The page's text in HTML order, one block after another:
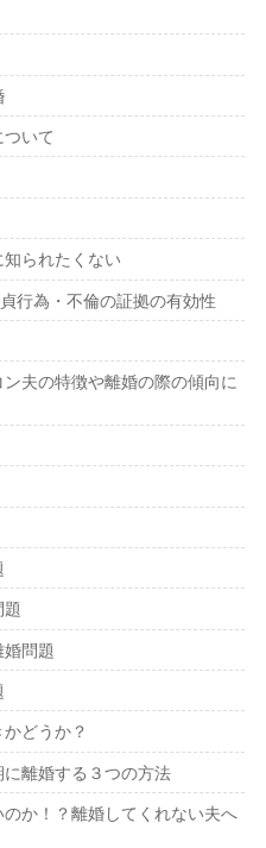
いて
られたくない
行為・不倫の証拠の有効性
夫の特徴や離婚の際の傾向に
題
問題
どうか？
離婚する３つの方法
か！？離婚してくれない夫へ